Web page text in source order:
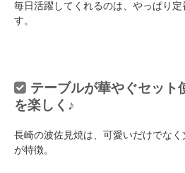
毎日活躍してくれるのは、やっぱり
す。
テーブルが華やぐセット
を楽しく♪
長崎の波佐見焼は、可愛いだけでな
が特徴。